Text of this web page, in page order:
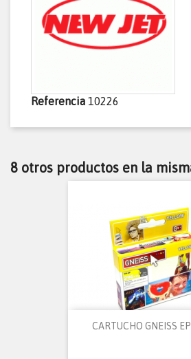
Referencia 10226
8 otros productos en la
CARTUCHO GNEISS